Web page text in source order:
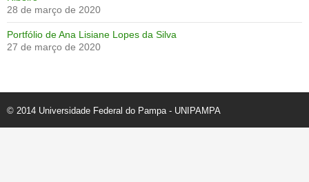
28 de março de 2020
Portfólio de Ana Lisiane Lopes da Silva
27 de março de 2020
© 2014 Universidade Federal do Pampa - UNIPAMPA